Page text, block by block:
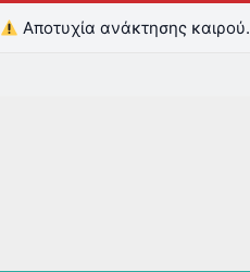
Αποτυχία ανάκτησης καιρού.